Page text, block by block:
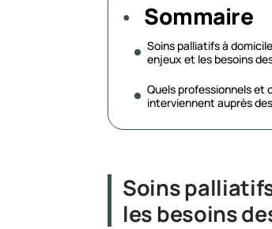
Sommaire
Soins palliatifs à
enjeux et les besoins
Quels professionnels et
interviennent auprès
Soins
les besoins